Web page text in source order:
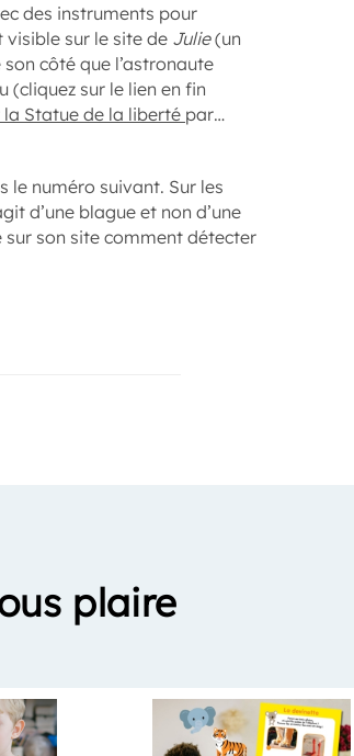
des instruments pour
visible sur le site de Julie(un
côté que l’astronaute
(cliquez sur le lien en fin
Statue de la liberté par…
le numéro suivant. Sur les
d’une blague et non d’une
son site comment détecter
plaire